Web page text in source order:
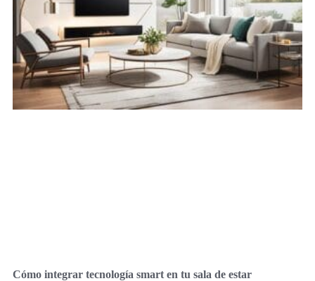
Cómo integrar tecnología smart en tu sala de estar